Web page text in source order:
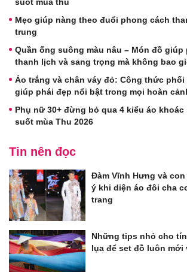
Mẹo giúp nàng theo đuổi phong cách
trung
Quần ống suông màu nâu – Món đồ giúp
thanh lịch và sang trọng mà không bao
Áo trắng và chân váy đỏ: Công thức
giúp phái đẹp nổi bật trong mọi hoàn
Phụ nữ 30+ đừng bỏ qua 4 kiểu áo khoác
suốt mùa Thu 2026
Tin nên đọc
Đàm Vĩnh Hưng và
ý khi diện áo đôi cha
trang
Những tips nhỏ cho
lụa để set đồ luôn mới